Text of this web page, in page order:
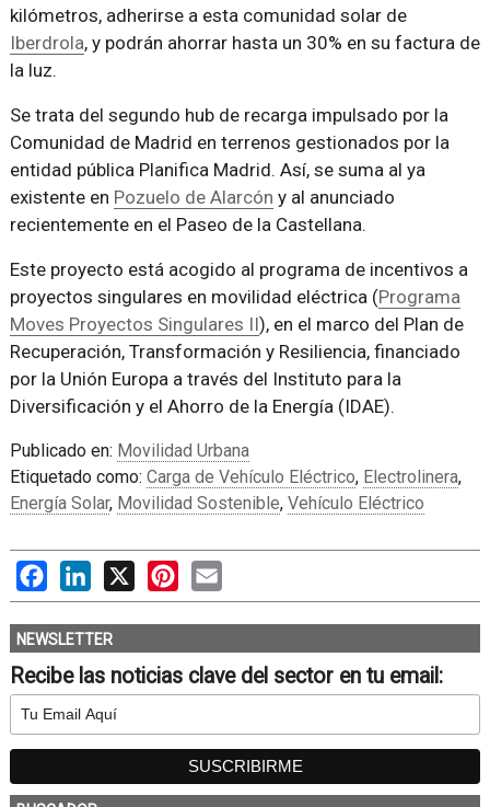
kilómetros, adherirse a esta comunidad solar de
Iberdrola, y podrán ahorrar hasta un 30% en su factura de
la luz.
Se trata del segundo hub de recarga impulsado por la
Comunidad de Madrid en terrenos gestionados por la
entidad pública Planifica Madrid. Así, se suma al ya
existente en Pozuelo de Alarcón y al anunciado
recientemente en el Paseo de la Castellana.
Este proyecto está acogido al programa de incentivos a
proyectos singulares en movilidad eléctrica (Programa
Moves Proyectos Singulares II), en el marco del Plan de
Recuperación, Transformación y Resiliencia, financiado
por la Unión Europa a través del Instituto para la
Diversificación y el Ahorro de la Energía (IDAE).
Publicado en: Movilidad Urbana
Etiquetado como: Carga de Vehículo Eléctrico, Electrolinera,
Energía Solar, Movilidad Sostenible, Vehículo Eléctrico
FacebookLinkedIn
X PinterestEmail
NEWSLETTER
Recibe las noticias clave del sector en tu email: